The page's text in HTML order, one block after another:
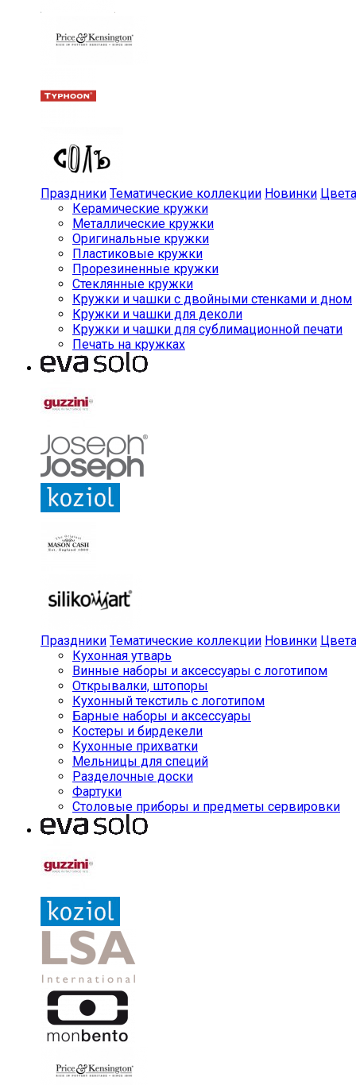
Праздники Тематические коллекции Новинки Цвета
Керамические кружки
Металлические кружки
Оригинальные кружки
Пластиковые кружки
Прорезиненные кружки
Стеклянные кружки
Кружки и чашки с двойными стенками и дном
Кружки и чашки для деколи
Кружки и чашки для сублимационной печати
Печать на кружках
Праздники Тематические коллекции Новинки Цвета
Кухонная утварь
Винные наборы и аксессуары с логотипом
Открывалки, штопоры
Кухонный текстиль с логотипом
Барные наборы и аксессуары
Костеры и бирдекели
Кухонные прихватки
Мельницы для специй
Разделочные доски
Фартуки
Столовые приборы и предметы сервировки